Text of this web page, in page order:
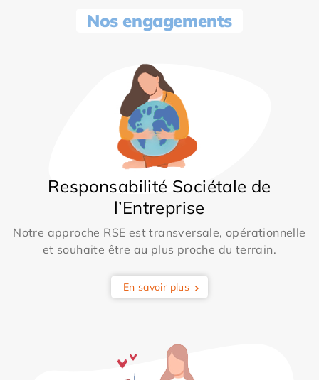
Nos engagements
Responsabilité Sociétale de
l’Entreprise
Notre approche RSE est transversale, opérationnelle
et souhaite être au plus proche du terrain.
En savoir plus